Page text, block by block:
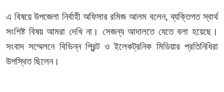
এ বিষয়ে উপজেলা নির্বাহী অফিসার রমিজ আলম বলেন, ব্যক্তিগত স্বার্থ
সংশিষ্ট বিষয় আমরা দেখি না। সেজন্য আদালতে যেতে বলা হয়েছে।
সংবাদ সম্মেলনে বিভিন্ন প্রিন্ট ও ইলেকট্রনিক মিডিয়ার প্রতিনিধিরা
উপস্থিত ছিলেন।